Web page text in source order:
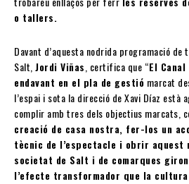
o tallers.
Davant d’aquesta nodrida programació de
Salt,Jordi Viñas, certifica que “El
endavant en el pla de gestió marcat
l’espai i sota la direcció de Xavi Díaz està
complir amb tres dels objectius marcats,
creació de casa nostra, fer-los un
tècnic de l’espectacle i obrir aquest
societat de Salt i de comarques
l’efecte transformador que la